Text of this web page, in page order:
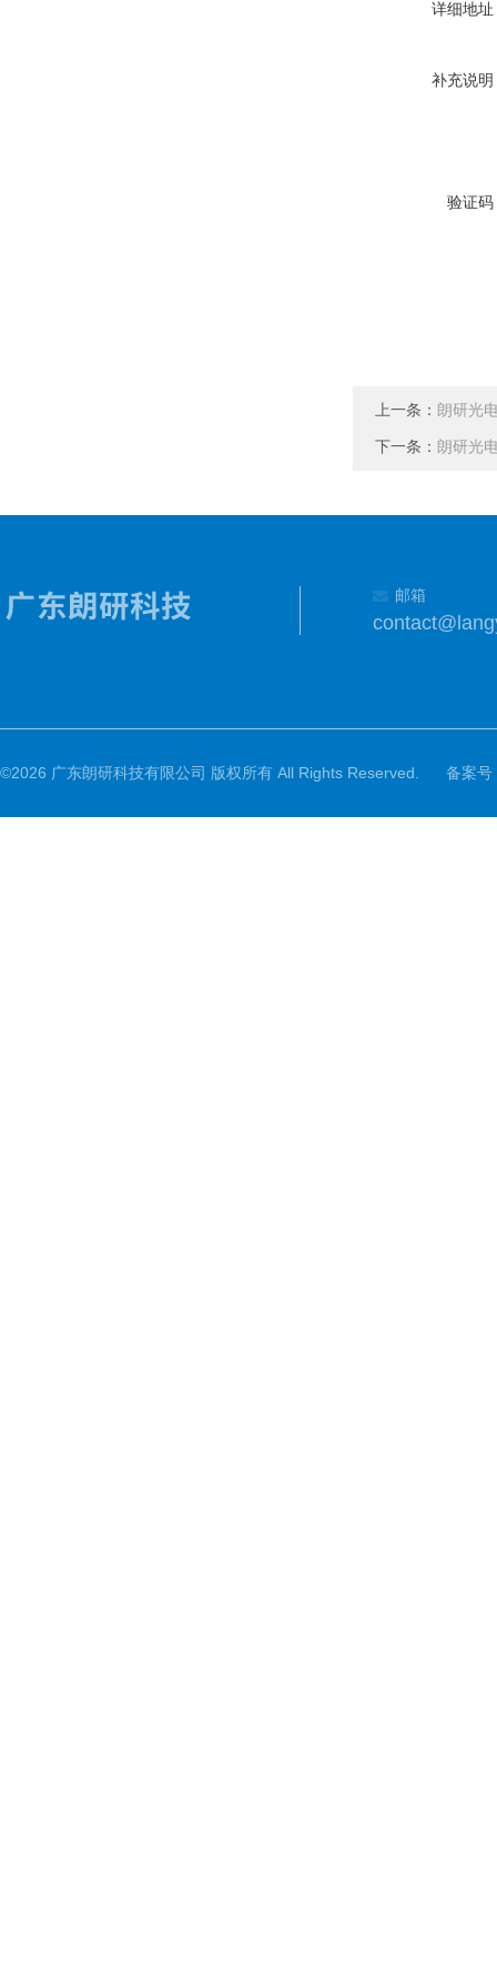
详细地址
补充说明
验证码
上一条： 朗研光
下一条： 朗研光
邮箱
©2026 广东朗研科技有限公司 版权所有 All Rights Reserved. 备案号